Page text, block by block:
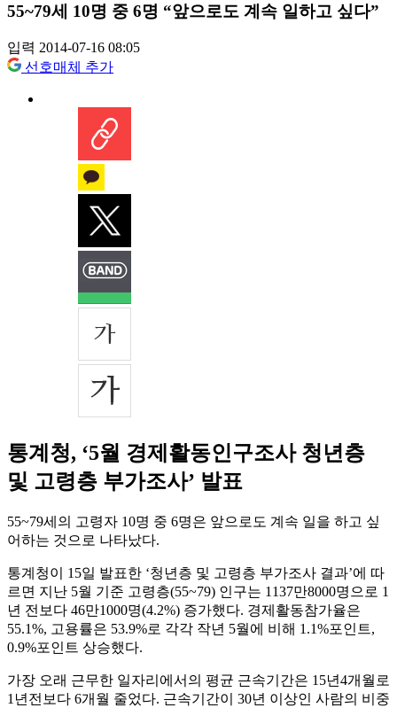
55~79세 10명 중 6명 “앞으로도 계속 일하고 싶다”
입력 2014-07-16 08:05
선호매체 추가
통계청, ‘5월 경제활동인구조사 청년층
및 고령층 부가조사’ 발표
55~79세의 고령자 10명 중 6명은 앞으로도 계속 일을 하고 싶
어하는 것으로 나타났다.
통계청이 15일 발표한 ‘청년층 및 고령층 부가조사 결과’에 따
르면 지난 5월 기준 고령층(55~79) 인구는 1137만8000명으로 1
년 전보다 46만1000명(4.2%) 증가했다. 경제활동참가율은
55.1%, 고용률은 53.9%로 각각 작년 5월에 비해 1.1%포인트,
0.9%포인트 상승했다.
가장 오래 근무한 일자리에서의 평균 근속기간은 15년4개월로
1년전보다 6개월 줄었다. 근속기간이 30년 이상인 사람의 비중